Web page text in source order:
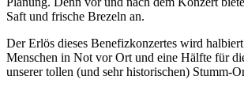
Saft und frische Brezeln an.
Der Erlös dieses Benefizkonzertes wird
Menschen in Not vor Ort und eine Hälfte für
unserer tollen (und sehr historischen) Stumm-